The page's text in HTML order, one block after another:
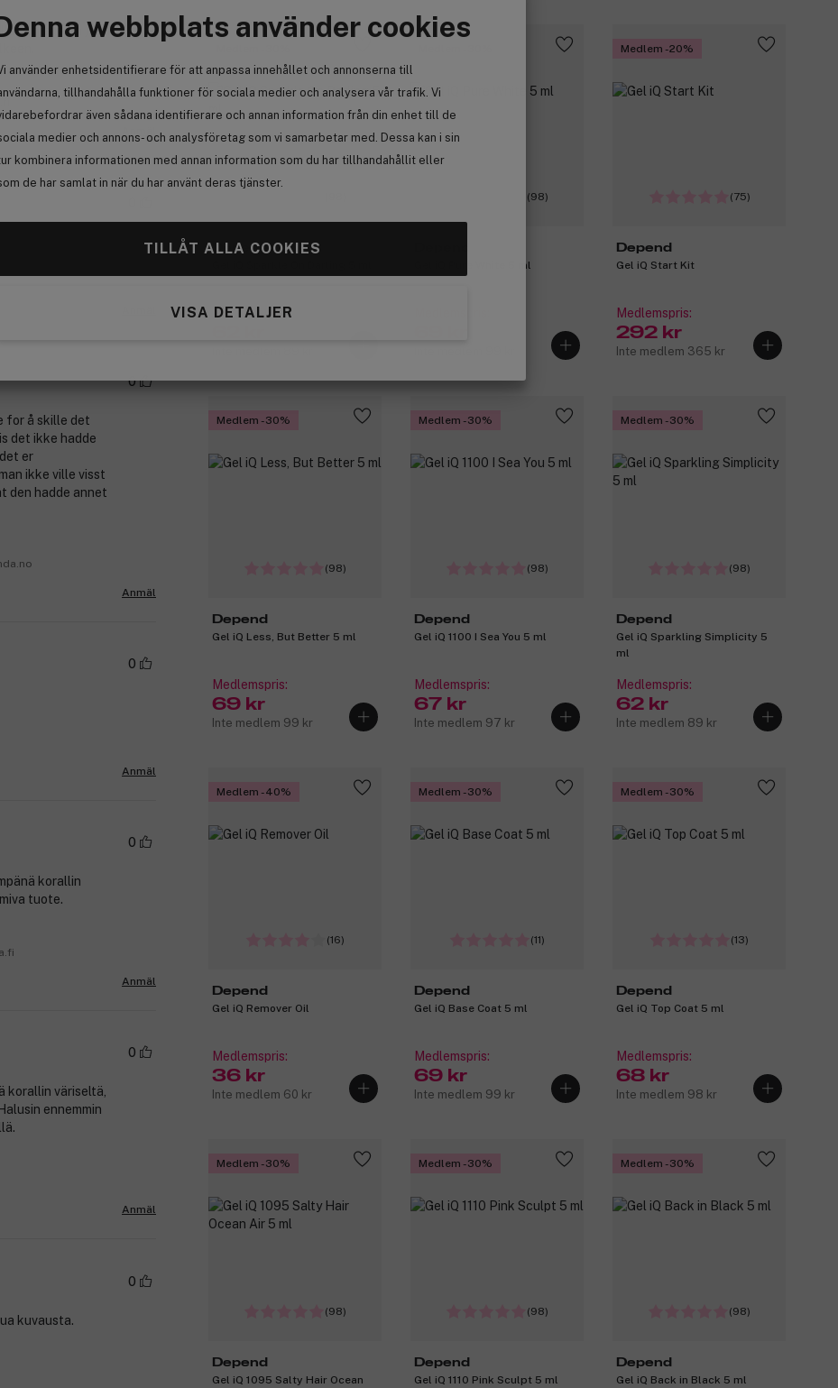
webbplats använder cookies
använder enhetsidentifierare för att anpassa innehållet och annonserna till
tillhandahålla funktioner för sociala medier och analysera vår trafik. Vi
även sådana identifierare och annan information från din enhet till de
medier och annons- och analysföretag som vi samarbetar med. Dessa kan i sin
kombinera informationen med annan information som du har tillhandahållit eller
de har samlat in när du har använt deras tjänster.
TILLÅT ALLA COOKIES
VISA DETALJER
Depend
Medlemspris:
(98)
Gel iQ Pure White 5 ml
Medlem -20%
(75)
Depend
Gel iQ Start Kit
Medlemspris:
292 kr
Inte medlem 365 kr
Medlem -30%
(98)
Depend
Gel iQ Less, But Better 5 ml
Medlemspris:
69 kr
Inte medlem 99 kr
Medlem -30%
(98)
Depend
Gel iQ 1100 I Sea You 5 ml
Medlemspris:
67 kr
Inte medlem 97 kr
Medlem -30%
(98)
Depend
Gel iQ Sparkling Simplicity 5
ml
Medlemspris:
62 kr
Inte medlem 89 kr
Medlem -40%
(16)
Depend
Gel iQ Remover Oil
Medlemspris:
36 kr
Inte medlem 60 kr
Medlem -30%
(11)
Depend
Gel iQ Base Coat 5 ml
Medlemspris:
69 kr
Inte medlem 99 kr
Medlem -30%
(13)
Depend
Gel iQ Top Coat 5 ml
Medlemspris:
68 kr
Inte medlem 98 kr
Medlem -30%
(98)
Depend
Gel iQ 1095 Salty Hair Ocean
Medlem -30%
(98)
Depend
Gel iQ 1110 Pink Sculpt 5 ml
Medlem -30%
(98)
Depend
Gel iQ Back in Black 5 ml
pohjalla on joku
0
for å skille det
det ikke hadde
er
ikke ville visst
den hadde annet
Anmäl
0
Anmäl
0
korallin
tuote.
Anmäl
0
korallin väriseltä,
ennemmin
Anmäl
0
kuvausta.